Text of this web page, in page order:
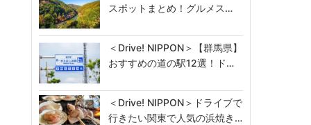
スポットまとめ！グルメス…
＜Drive! NIPPON＞【群馬県】
おすすめの道の駅12選！ド…
＜Drive! NIPPON＞ドライブで
行きたい関東で人気の浜焼き…